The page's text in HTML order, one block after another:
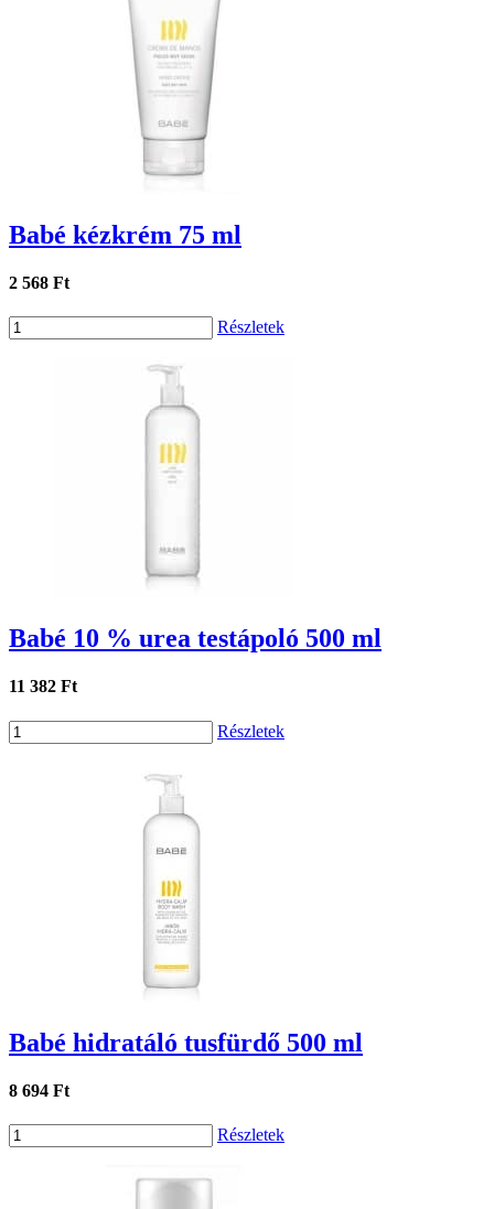
Babé kézkrém 75 ml
2 568 Ft
Részletek
Babé 10 % urea testápoló 500 ml
11 382 Ft
Részletek
Babé hidratáló tusfürdő 500 ml
8 694 Ft
Részletek